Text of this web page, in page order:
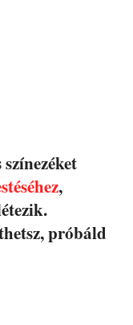
,
próbáld